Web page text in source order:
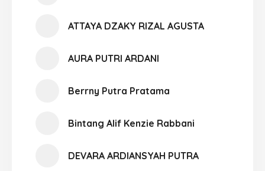
ATTAYA DZAKY RIZAL AGUSTA
AURA PUTRI ARDANI
Berrny Putra Pratama
Bintang Alif Kenzie Rabbani
DEVARA ARDIANSYAH PUTRA